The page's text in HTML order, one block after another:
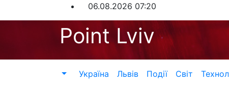
до
06.08.2026 07:20
Point Lviv
Україна Львів Події Світ